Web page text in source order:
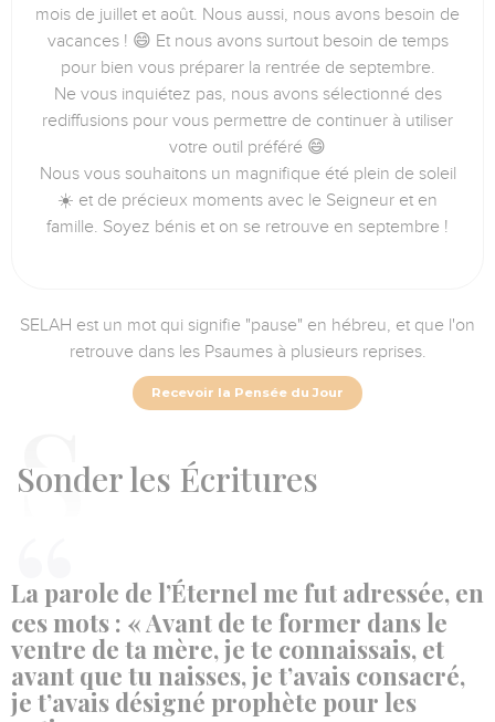
mois de juillet et août. Nous aussi, nous avons besoin de
vacances ! 😄 Et nous avons surtout besoin de temps
pour bien vous préparer la rentrée de septembre.
Ne vous inquiétez pas, nous avons sélectionné des
rediffusions pour vous permettre de continuer à utiliser
votre outil préféré 😄
Nous vous souhaitons un magnifique été plein de soleil
☀️ et de précieux moments avec le Seigneur et en
famille. Soyez bénis et on se retrouve en septembre !
SELAH est un mot qui signifie "pause" en hébreu, et que l'on
retrouve dans les Psaumes à plusieurs reprises.
Recevoir la Pensée du Jour
Sonder les Écritures
La parole de l’Éternel me fut adressée, en
ces mots : « Avant de te former dans le
ventre de ta mère, je te connaissais, et
avant que tu naisses, je t’avais consacré,
je t’avais désigné prophète pour les